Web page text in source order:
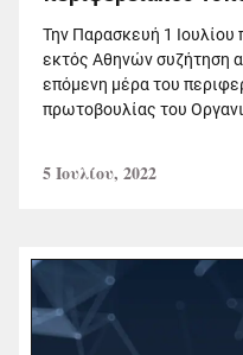
Την Παρασκευή 1
εκτός Αθηνών συζήτηση
επόμενη μέρα του
πρωτοβουλίας του
5 Ιουλίου, 2022